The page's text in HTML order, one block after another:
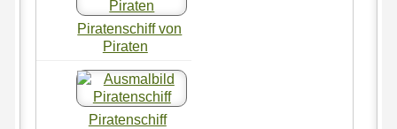
Piratenschiff von
Piraten
Piratenschiff